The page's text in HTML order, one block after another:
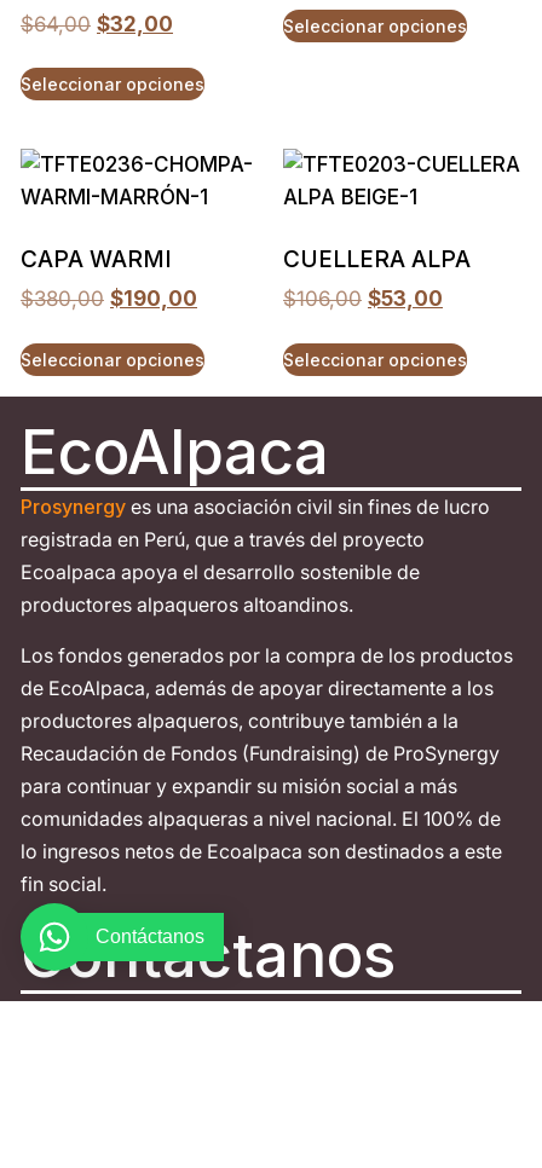
$64,00 $32,00
Seleccionar opciones
Seleccionar opciones
CAPA WARMI
$380,00 $190,00
Seleccionar opciones
CUELLERA ALPA
$106,00 $53,00
Seleccionar opciones
EcoAlpaca
Prosynergy es una asociación civil sin fines de lucro
registrada en Perú, que a través del proyecto
Ecoalpaca apoya el desarrollo sostenible de
productores alpaqueros altoandinos.
Los fondos generados por la compra de los productos
de EcoAlpaca, además de apoyar directamente a los
productores alpaqueros, contribuye también a la
Recaudación de Fondos (Fundraising) de ProSynergy
para continuar y expandir su misión social a más
comunidades alpaqueras a nivel nacional. El 100% de
lo ingresos netos de Ecoalpaca son destinados a este
fin social.
Contáctanos
Telf: +51-998642813
Contáctanos